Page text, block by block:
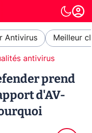
Antivirus Meilleur
antivirus
prend
d'AV-